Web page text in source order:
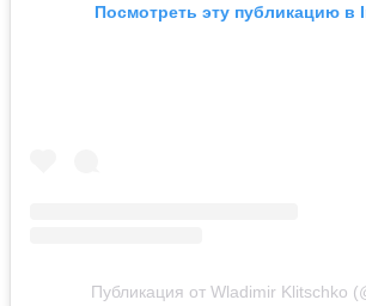
Посмотреть эту публикацию в
Публикация от Wladimir Klitschko